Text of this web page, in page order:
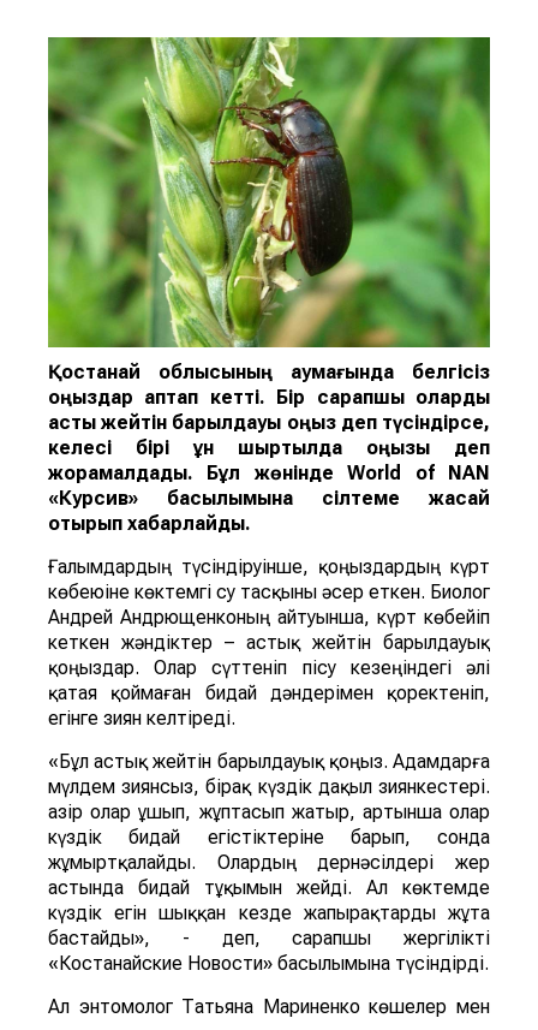
Қостанай облысының аумағында белгісіз
қоңыздар қаптап кетті. Бір сарапшы оларды
астық жейтін барылдауық қоңыздеп түсіндірсе,
келесі біріұн шыртылдақ қоңызы деп
жорамалдады.
Бұл жөнінде World of NAN
«Курсив» басылымына сілтеме жасай
отырып хабарлайды.
Ғалымдардың түсіндіруінше, қоңыздардың күрт
көбеюіне көктемгі су тасқыны әсер еткен. Биолог
Андрей Андрющенконың айтуынша, күрт көбейіп
кеткен жәндіктер – астық жейтін барылдауық
қоңыздар. Олар сүттеніп пісу кезеңіндегі әлі
қатая қоймаған бидай дәндерімен қоректеніп,
егінге зиян келтіреді.
«Бұл астық жейтін барылдауық қоңыз. Адамдарға
мүлдем зиянсыз, бірақ күздік дақыл зиянкестері.
Қазір олар ұшып, жұптасып жатыр, артынша олар
күздік бидай егістіктеріне барып, сонда
жұмыртқалайды. Олардың дернәсілдері жер
астында бидай тұқымын жейді. Ал көктемде
күздік егін шыққан кезде жапырақтарды жұта
бастайды», - деп, сарапшы жергілікті
«Костанайские Новости» басылымына түсіндірді.
Ал энтомолог Татьяна Мариненко көшелер мен